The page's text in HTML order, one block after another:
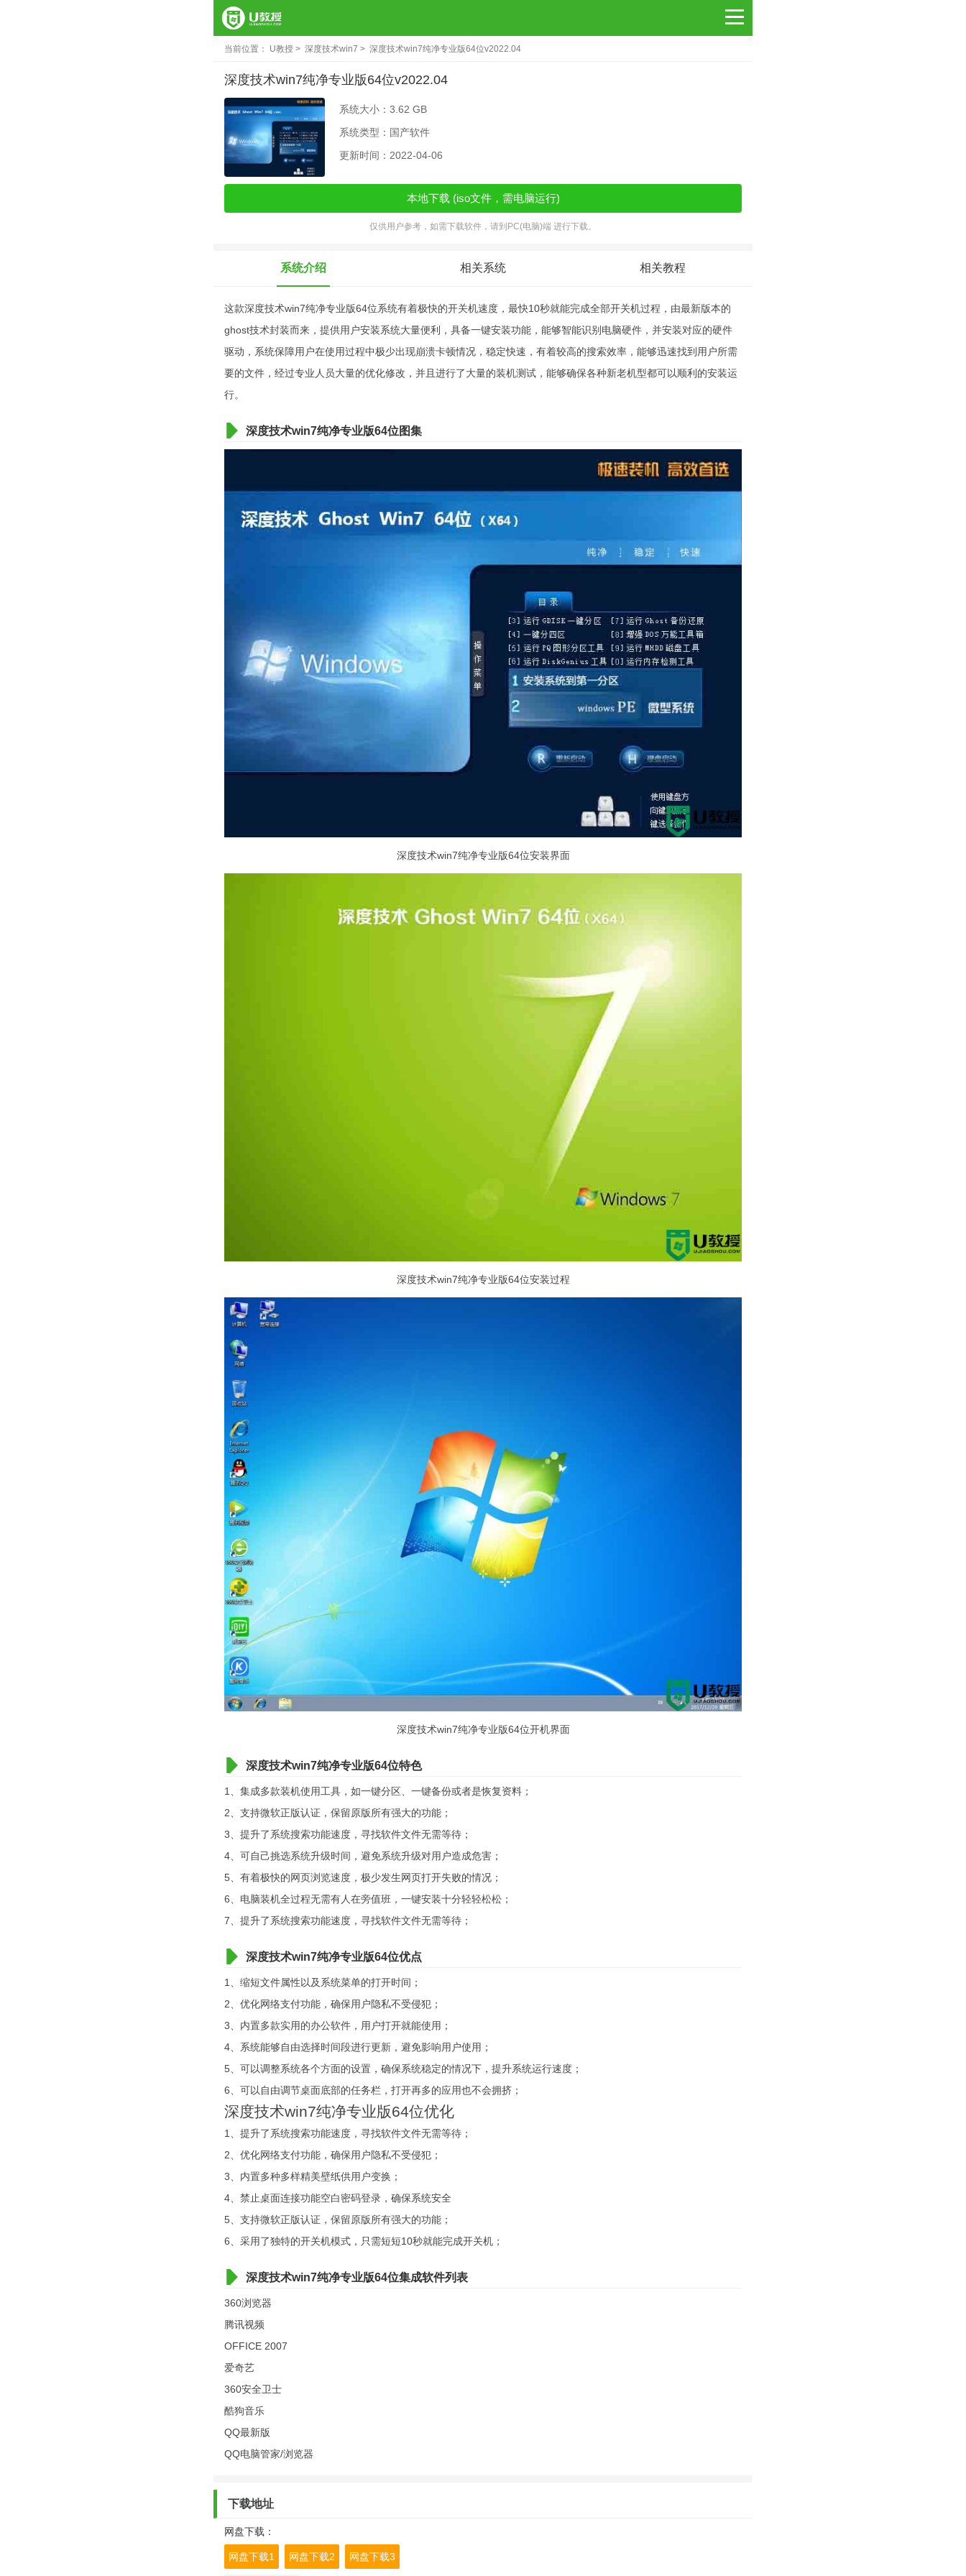
当前位置： U教授 深度技术win7 深度技术win7纯净专业版64位v2022.04
深度技术win7纯净专业版64位v2022.04
系统大小：3.62 GB
系统类型：国产软件
更新时间：2022-04-06
本地下载 (iso文件，需电脑运行)
仅供用户参考，如需下载软件，请到PC(电脑)端 进行下载。
系统介绍 相关系统 相关教程
这款深度技术win7纯净专业版64位系统有着极快的开关机速度，最快10秒就能完成全部开关机过程，由最新版本的
ghost技术封装而来，提供用户安装系统大量便利，具备一键安装功能，能够智能识别电脑硬件，并安装对应的硬件
驱动，系统保障用户在使用过程中极少出现崩溃卡顿情况，稳定快速，有着较高的搜索效率，能够迅速找到用户所需
要的文件，经过专业人员大量的优化修改，并且进行了大量的装机测试，能够确保各种新老机型都可以顺利的安装运
行。
深度技术win7纯净专业版64位图集
深度技术win7纯净专业版64位安装界面
深度技术win7纯净专业版64位安装过程
深度技术win7纯净专业版64位开机界面
深度技术win7纯净专业版64位特色
1、集成多款装机使用工具，如一键分区、一键备份或者是恢复资料；
2、支持微软正版认证，保留原版所有强大的功能；
3、提升了系统搜索功能速度，寻找软件文件无需等待；
4、可自己挑选系统升级时间，避免系统升级对用户造成危害；
5、有着极快的网页浏览速度，极少发生网页打开失败的情况；
6、电脑装机全过程无需有人在旁值班，一键安装十分轻轻松松；
7、提升了系统搜索功能速度，寻找软件文件无需等待；
深度技术win7纯净专业版64位优点
1、缩短文件属性以及系统菜单的打开时间；
2、优化网络支付功能，确保用户隐私不受侵犯；
3、内置多款实用的办公软件，用户打开就能使用；
4、系统能够自由选择时间段进行更新，避免影响用户使用；
5、可以调整系统各个方面的设置，确保系统稳定的情况下，提升系统运行速度；
6、可以自由调节桌面底部的任务栏，打开再多的应用也不会拥挤；
深度技术win7纯净专业版64位优化
1、提升了系统搜索功能速度，寻找软件文件无需等待；
2、优化网络支付功能，确保用户隐私不受侵犯；
3、内置多种多样精美壁纸供用户变换；
4、禁止桌面连接功能空白密码登录，确保系统安全
5、支持微软正版认证，保留原版所有强大的功能；
6、采用了独特的开关机模式，只需短短10秒就能完成开关机；
深度技术win7纯净专业版64位集成软件列表
360浏览器
腾讯视频
OFFICE 2007
爱奇艺
360安全卫士
酷狗音乐
QQ最新版
QQ电脑管家/浏览器
下载地址
网盘下载：
网盘下载1 网盘下载2 网盘下载3